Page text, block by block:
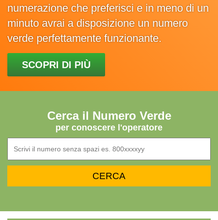
numerazione che preferisci e in meno di un
minuto avrai a disposizione un numero
verde perfettamente funzionante.
SCOPRI DI PIÙ
Cerca il Numero Verde
per conoscere l'operatore